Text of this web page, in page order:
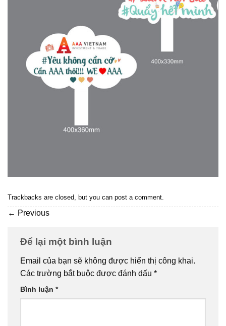
Trackbacks are closed, but you can post a comment
← Previous
Để lại một bình luận
Email của bạn sẽ không được hiển thị công khai.
Các trường bắt buộc được đánh dấu *
Bình luận *